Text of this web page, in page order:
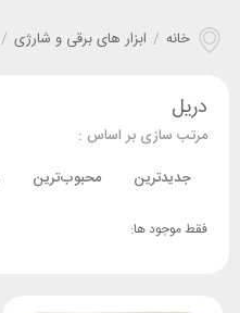
خانه / ابزار های برقی و شارژی /
دریل
مرتب سازی بر اساس :
جدیدترین
محبوب‌ترین
فقط موجود ها: